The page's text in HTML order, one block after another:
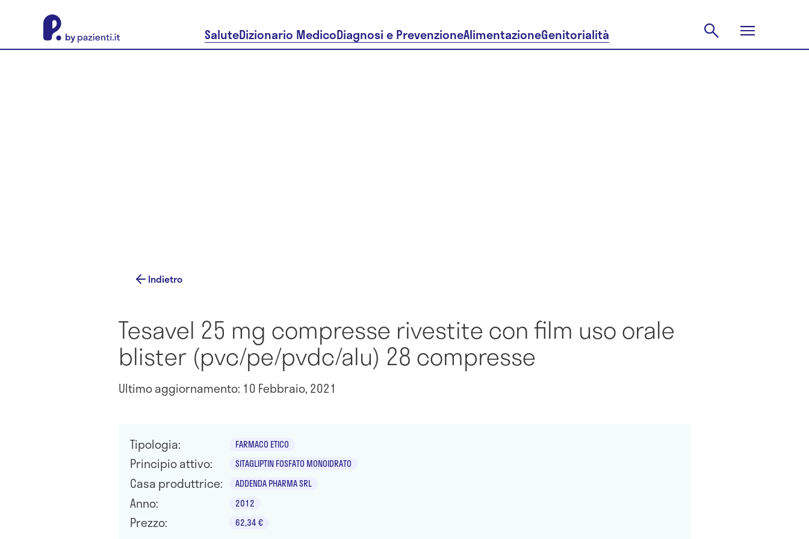
SaluteDizionario MedicoDiagnosi e PrevenzioneAlimentazioneGenitorialità
Indietro
Tesavel 25 mg compresse rivestite con film uso orale
blister (pvc/pe/pvdc/alu) 28 compresse
Ultimo aggiornamento: 10 Febbraio, 2021
Tipologia: FARMACO ETICO
Principio attivo: SITAGLIPTIN FOSFATO MONOIDRATO
Casa produttrice: ADDENDA PHARMA SRL
Anno: 2012
Prezzo: 62,34 €